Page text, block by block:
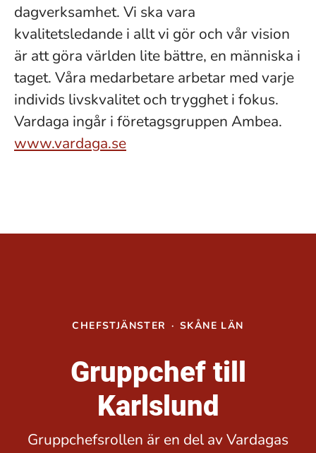
dagverksamhet. Vi ska vara
kvalitetsledande i allt vi gör och vår vision
är att göra världen lite bättre, en människa i
taget. Våra medarbetare arbetar med varje
individs livskvalitet och trygghet i fokus.
Vardaga ingår i företagsgruppen Ambea.
www.vardaga.se
CHEFSTJÄNSTER · SKÅNE LÄN
Gruppchef till
Karlslund
Gruppchefsrollen är en del av Vardagas